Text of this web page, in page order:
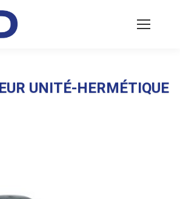
UNITÉ-HERMÉTIQUE